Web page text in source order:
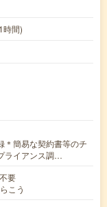
間)
＊簡易な契約書等のチ
ライアンス調…
要
こう